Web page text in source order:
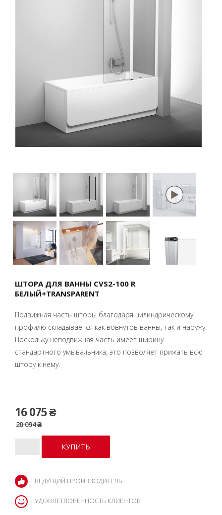
ШТОРА ДЛЯ ВАННЫ CVS2-100 R
БЕЛЫЙ+TRANSPARENT
Подвижная часть шторы благодаря цилиндрическому
профилю складывается как вовнутрь ванны, так и наружу.
Поскольку неподвижная часть имеет ширину
стандартного умывальника, это позволяет прижать всю
штору к нему.
16 075 ₴
20 094 ₴
ВЕДУЩИЙ ПРОИЗВОДИТЕЛЬ
УДОВЛЕТВОРЕННОСТЬ КЛИЕНТОВ